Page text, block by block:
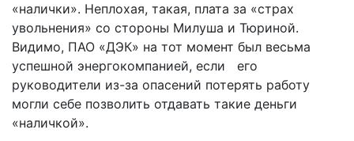
«налички». Неплохая, такая, плата за «страх
увольнения» со стороны Милуша и Тюриной.
Видимо, ПАО «ДЭК» на тот момент был весьма
успешной энергокомпанией, если его
руководители из-за опасений потерять работу
могли себе позволить отдавать такие деньги
«наличкой».